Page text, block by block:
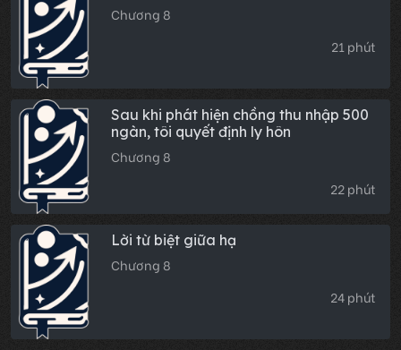
Chương 8
21 phút
Sau khi phát hiện chồng thu nhập 500
ngàn, tôi quyết định ly hôn
Chương 8
22 phút
Lời từ biệt giữa hạ
Chương 8
24 phút